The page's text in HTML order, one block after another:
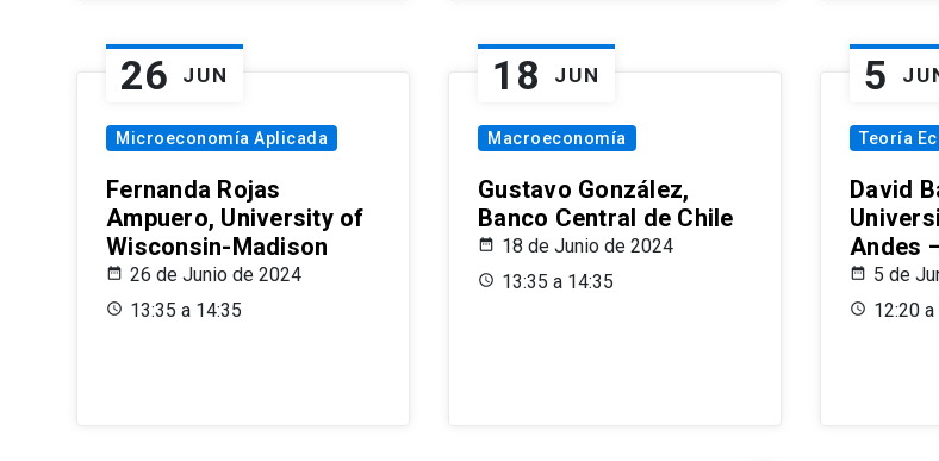
26 JUN
Microeconomía Aplicada
Fernanda Rojas
Ampuero, University of
Wisconsin-Madison
26 de Junio de 2024
13:35 a 14:35
18 JUN
Macroeconomía
Gustavo González,
Banco Central de Chile
18 de Junio de 2024
13:35 a 14:35
5
Teoría
David
Andes
5 de
12:20